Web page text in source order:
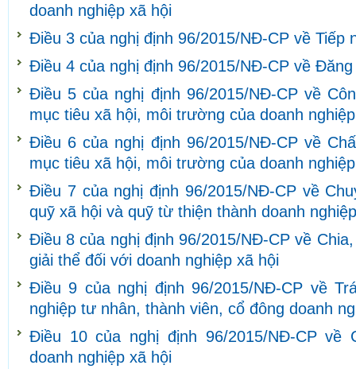
doanh nghiệp xã hội
Điều 3 của nghị định 96/2015/NĐ-CP về Tiếp
Điều 4 của nghị định 96/2015/NĐ-CP về
Điều 5 của nghị định 96/2015/NĐ-CP về
mục tiêu xã hội, môi trường của doanh
Điều 6 của nghị định 96/2015/NĐ-CP về
mục tiêu xã hội, môi trường của doanh
Điều 7 của nghị định 96/2015/NĐ-CP về
quỹ xã hội và quỹ từ thiện thành doanh
Điều 8 của nghị định 96/2015/NĐ-CP về
giải thể đối với doanh nghiệp xã hội
Điều 9 của nghị định 96/2015/NĐ-CP về
nghiệp tư nhân, thành viên, cổ đông doanh
Điều 10 của nghị định 96/2015/NĐ-CP về
doanh nghiệp xã hội